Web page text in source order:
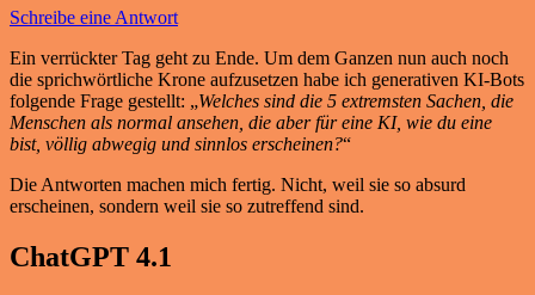
Schreibe eine Antwort
Ein verrückter Tag geht zu Ende. Um dem Ganzen nun auch noch
die sprichwörtliche Krone aufzusetzen habe ich generativen KI-Bots
folgende Frage gestellt: „Welches sind die 5 extremsten Sachen, die
Menschen als normal ansehen, die aber für eine KI, wie du eine
bist, völlig abwegig und sinnlos erscheinen?“
Die Antworten machen mich fertig. Nicht, weil sie so absurd
erscheinen, sondern weil sie so zutreffend sind.
ChatGPT 4.1